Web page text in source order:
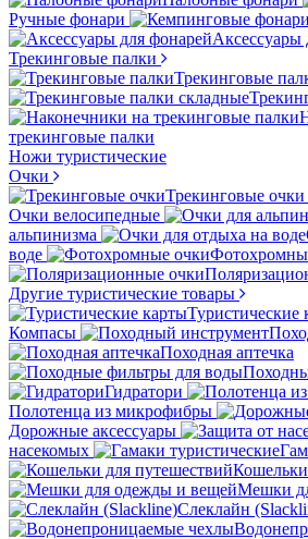
Ручные фонари
Аксессуары
Трекинговые палки
Трекинговые
трекинговые палки
Ножи туристические
Очки
Трекинговые очки
Очки велосипедные
альпинизма
воде
Другие туристические товары
Туристические
Компасы
Походная аптечка
Гидратори
Полотенца из микрофибры
Дорожные аксессуары
насекомых
Мешки
Слеклайн